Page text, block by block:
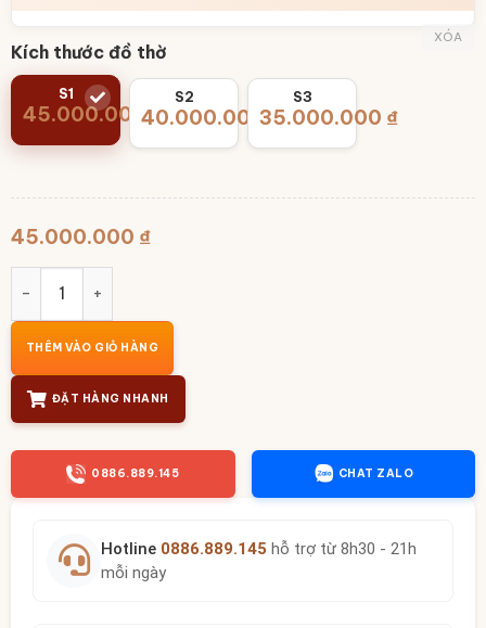
Kích thước đồ thờ
S1
45.000.000₫
S2
40.000.000₫
S3
35.000.000 ₫
XÓA
45.000.000 ₫
THÊM VÀO GIỎ HÀNG
ĐẶT HÀNG NHANH
0886.889.145 CHAT ZALO
Hotline 0886.889.145 hỗ trợ từ 8h30 - 21h
mỗi ngày